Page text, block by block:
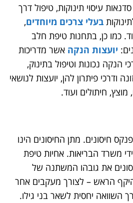
עיסוי תינוקות, טיפול דרך
בעלי צרכים מיוחדים,
כמו כן, בתחנות טיפת חלב
יועצות הנקה אשר מדריכות
הנקה נכונות וטיפול בתינוק,
ודרכי פיתרון להן, יועצות לנושאי
חיתולים ועוד.
חיסונים. מתן החיסונים הינו
משרד הבריאות. אחיות טיפת
את גובהו המשתנה של
הראש – לצורך מעקבים אחר
השוואה יחסית לשאר בני גילו.